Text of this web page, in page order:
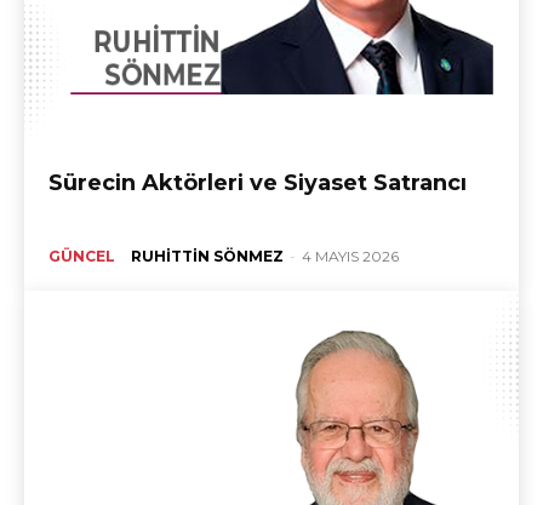
Sürecin Aktörleri ve Siyaset Satrancı
GÜNCEL RUHITTIN SÖNMEZ - 4 MAYIS 2026